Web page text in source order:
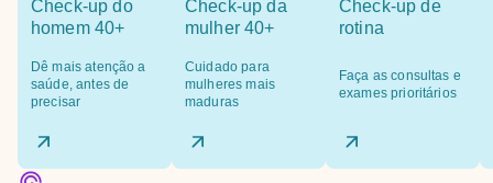
Check-up do
homem 40+
Dê mais atenção a
saúde, antes de
precisar
Check-up da
mulher 40+
Cuidado para
mulheres mais
maduras
Check-up de
rotina
Faça as consultas e
exames prioritários